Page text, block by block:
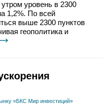
уровень в 2300
1,2%. По всей
выше 2300 пунктов
геополитика и
«БКС Мир инвестиций»